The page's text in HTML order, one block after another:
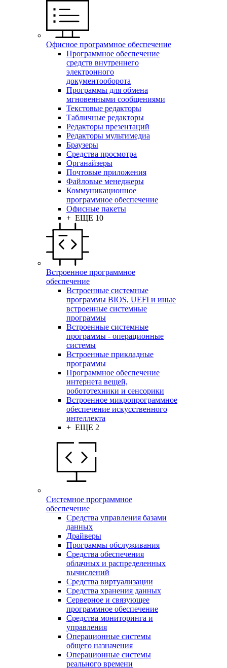
Офисное программное обеспечение
Программное обеспечение
средств внутреннего
электронного
документооборота
Программы для обмена
мгновенными сообщениями
Текстовые редакторы
Табличные редакторы
Редакторы презентаций
Редакторы мультимедиа
Браузеры
Средства просмотра
Органайзеры
Почтовые приложения
Файловые менеджеры
Коммуникационное
программное обеспечение
Офисные пакеты
+ ЕЩЕ 10
Встроенное программное
обеспечение
Встроенные системные
программы BIOS, UEFI и иные
встроенные системные
программы
Встроенные системные
программы - операционные
системы
Встроенные прикладные
программы
Программное обеспечение
интернета вещей,
робототехники и сенсорики
Встроенное микропрограммное
обеспечение искусственного
интеллекта
+ ЕЩЕ 2
Системное программное
обеспечение
Средства управления базами
данных
Драйверы
Программы обслуживания
Средства обеспечения
облачных и распределенных
вычислений
Средства виртуализации
Средства хранения данных
Серверное и связующее
программное обеспечение
Средства мониторинга и
управления
Операционные системы
общего назначения
Операционные системы
реального времени